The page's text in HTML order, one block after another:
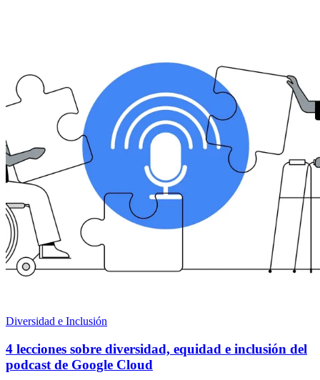
Diversidad e Inclusión
4 lecciones sobre diversidad, equidad e inclusión del
podcast de Google Cloud